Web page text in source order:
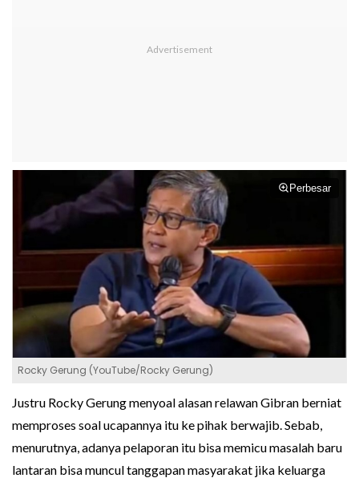
Perbesar
Rocky Gerung (YouTube/Rocky Gerung)
Justru Rocky Gerung menyoal alasan relawan Gibran berniat
memproses soal ucapannya itu ke pihak berwajib. Sebab,
menurutnya, adanya pelaporan itu bisa memicu masalah baru
lantaran bisa muncul tanggapan masyarakat jika keluarga